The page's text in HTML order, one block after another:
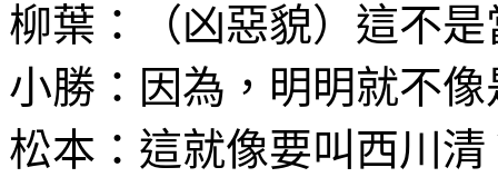
柳葉：（凶惡貌）這不
小勝：因為，明明就不
松本：這就像要叫西川